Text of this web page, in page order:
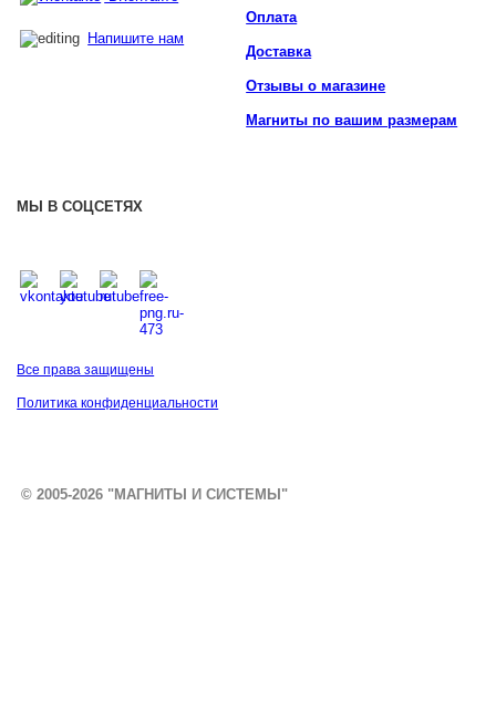
Напишите нам
Оплата
Доставка
Отзывы о магазине
Магниты по вашим размерам
МЫ В СОЦСЕТЯХ
Все права защищены
Политика конфиденциальности
© 2005-2026 "МАГНИТЫ И СИСТЕМЫ"